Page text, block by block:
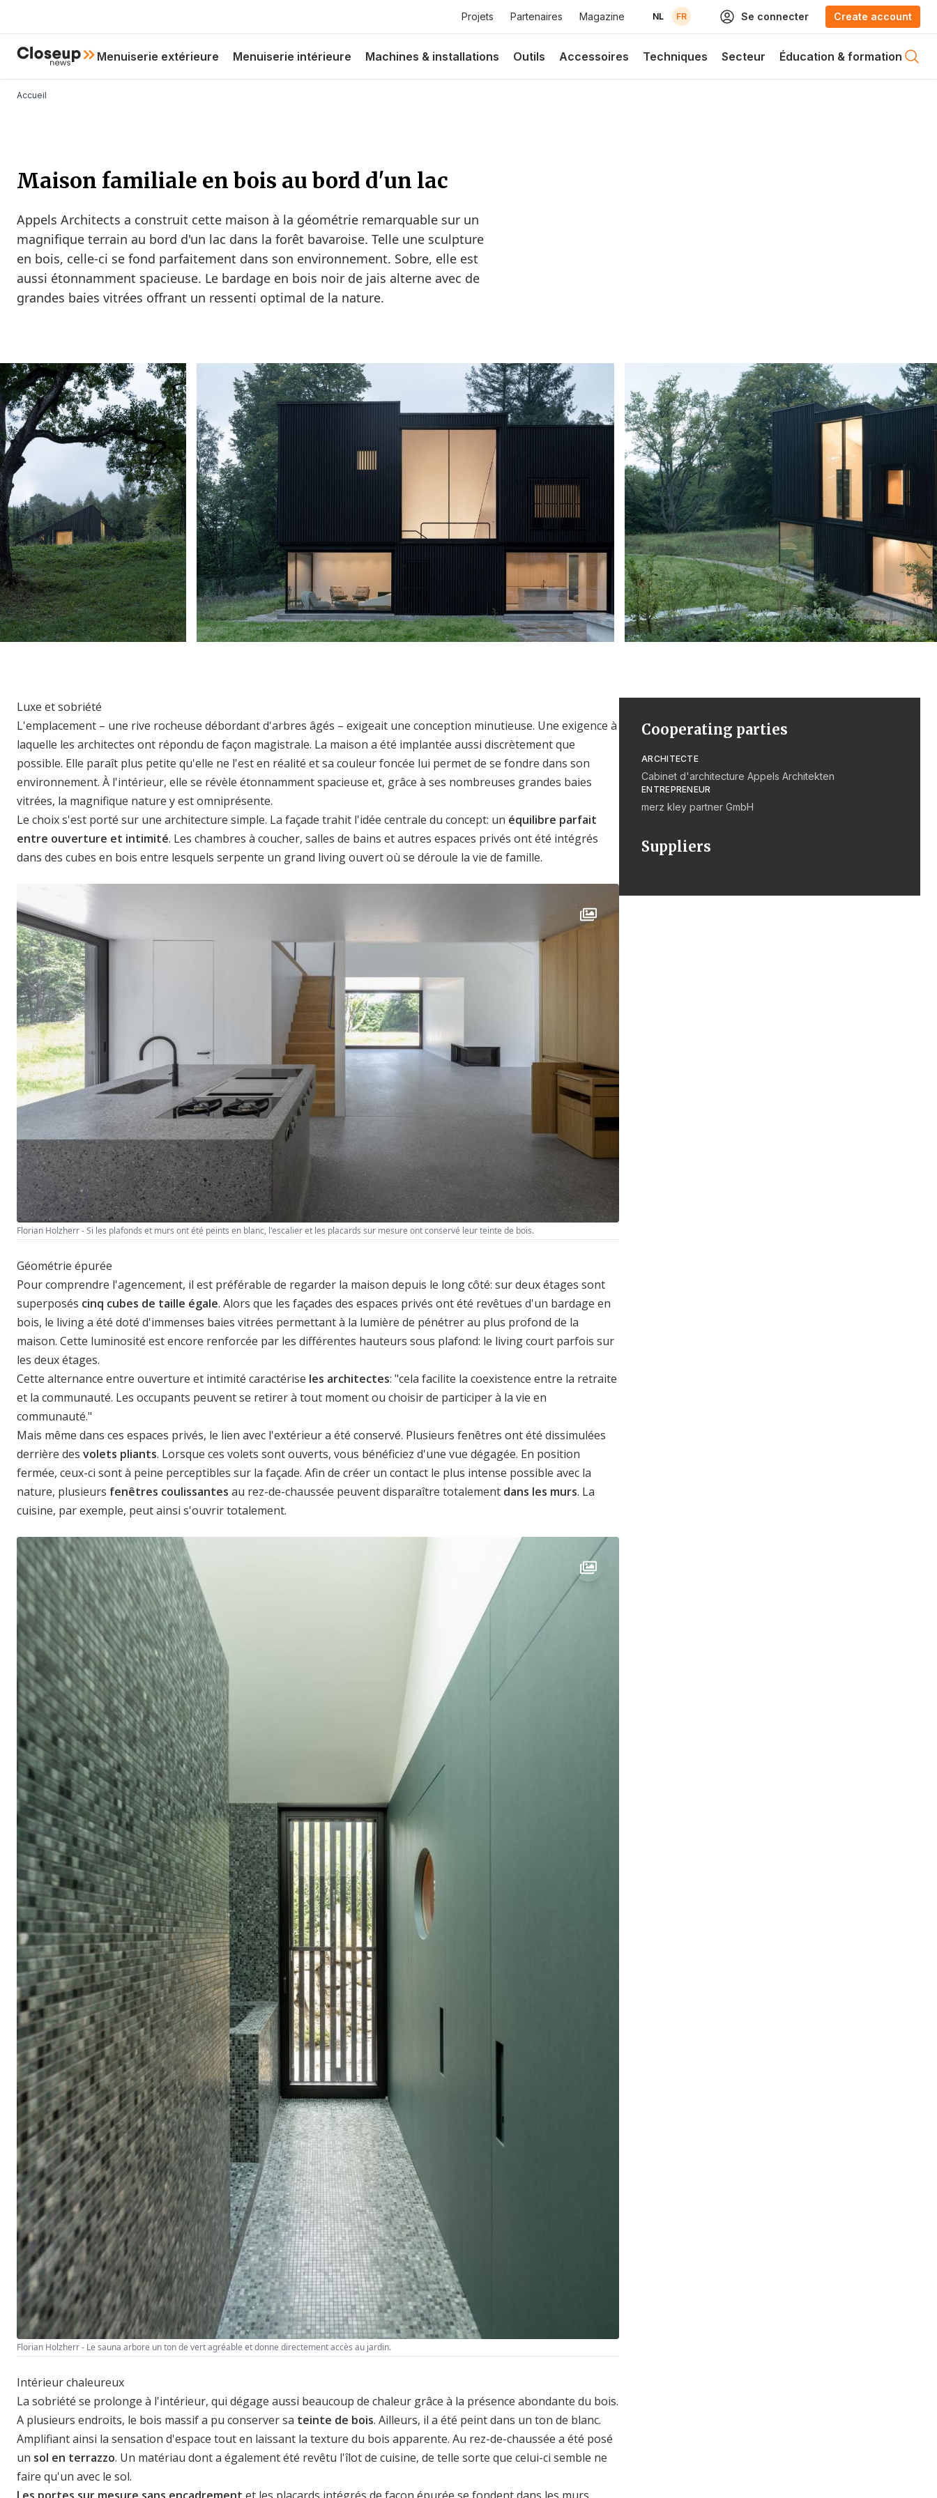
principal
Top
Projets Partenaires Magazine NL FR Se connecter Create account
Close Up NewsMenuiserie extérieure
Menuiserie intérieure Machines & installations Outils Accessoires Techniques Secteur Éducation & formation
Fil d'Ariane
Accueil
Maison familiale en bois au bord d'un lac
Appels Architects a construit cette maison à la géométrie remarquable sur un
magnifique terrain au bord d'un lac dans la forêt bavaroise. Telle une sculpture
en bois, celle-ci se fond parfaitement dans son environnement. Sobre, elle est
aussi étonnamment spacieuse. Le bardage en bois noir de jais alterne avec de
grandes baies vitrées offrant un ressenti optimal de la nature.
Luxe et sobriété
L'emplacement – une rive rocheuse débordant d'arbres âgés – exigeait une conception minutieuse. Une exigence à
laquelle les architectes ont répondu de façon magistrale. La maison a été implantée aussi discrètement que
possible. Elle paraît plus petite qu'elle ne l'est en réalité et sa couleur foncée lui permet de se fondre dans son
environnement. À l'intérieur, elle se révèle étonnamment spacieuse et, grâce à ses nombreuses grandes baies
vitrées, la magnifique nature y est omniprésente.
Le choix s'est porté sur une architecture simple. La façade trahit l'idée centrale du concept: un équilibre parfait
entre ouverture et intimité. Les chambres à coucher, salles de bains et autres espaces privés ont été intégrés
dans des cubes en bois entre lesquels serpente un grand living ouvert où se déroule la vie de famille.
Florian Holzherr - Si les plafonds et murs ont été peints en blanc, l'escalier et les placards sur mesure ont conservé leur teinte de bois.
Géométrie épurée
Pour comprendre l'agencement, il est préférable de regarder la maison depuis le long côté: sur deux étages sont
superposés cinq cubes de taille égale. Alors que les façades des espaces privés ont été revêtues d'un bardage en
bois, le living a été doté d'immenses baies vitrées permettant à la lumière de pénétrer au plus profond de la
maison. Cette luminosité est encore renforcée par les différentes hauteurs sous plafond: le living court parfois sur
les deux étages.
Cette alternance entre ouverture et intimité caractérise les architectes: "cela facilite la coexistence entre la retraite
et la communauté. Les occupants peuvent se retirer à tout moment ou choisir de participer à la vie en
communauté."
Mais même dans ces espaces privés, le lien avec l'extérieur a été conservé. Plusieurs fenêtres ont été dissimulées
derrière des volets pliants. Lorsque ces volets sont ouverts, vous bénéficiez d'une vue dégagée. En position
fermée, ceux-ci sont à peine perceptibles sur la façade. Afin de créer un contact le plus intense possible avec la
nature, plusieurs fenêtres coulissantes au rez-de-chaussée peuvent disparaître totalement dans les murs. La
cuisine, par exemple, peut ainsi s'ouvrir totalement.
Florian Holzherr - Le sauna arbore un ton de vert agréable et donne directement accès au jardin.
Intérieur chaleureux
La sobriété se prolonge à l'intérieur, qui dégage aussi beaucoup de chaleur grâce à la présence abondante du bois.
A plusieurs endroits, le bois massif a pu conserver sa teinte de bois. Ailleurs, il a été peint dans un ton de blanc.
Amplifiant ainsi la sensation d'espace tout en laissant la texture du bois apparente. Au rez-de-chaussée a été posé
un sol en terrazzo. Un matériau dont a également été revêtu l'îlot de cuisine, de telle sorte que celui-ci semble ne
faire qu'un avec le sol.
Cooperating parties
ARCHITECTE
Cabinet d'architecture Appels Architekten
ENTREPRENEUR
merz kley partner GmbH
Suppliers